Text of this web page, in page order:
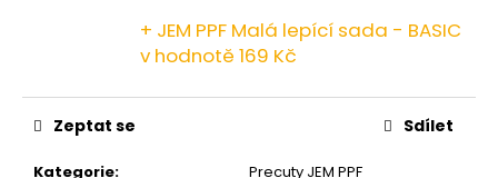
+ JEM PPF Malá lepící sada - BASIC
v hodnotě 169 Kč
Kategorie: Precuty JEM PPF
Zeptat se Sdílet
e